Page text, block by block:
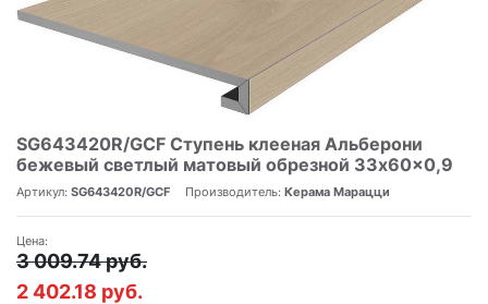
SG643420R/GCF Ступень клееная Альберони
бежевый светлый матовый обрезной 33x60x0,9
Артикул: SG643420R/GCF Производитель: Керама Марацци
Цена:
3 009.74 руб.
2 402.18 руб.